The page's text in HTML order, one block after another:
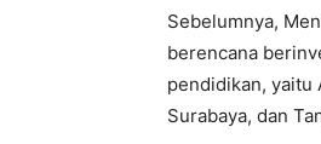
Sebelumnya,
berencana
pendidikan, yaitu
Surabaya, dan